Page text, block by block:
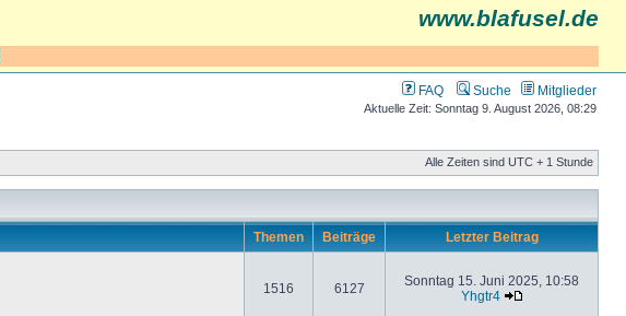
www.blafusel.de
FAQ Suche Mitglieder
Aktuelle Zeit: Sonntag 9. August 2026, 08:29
Alle Zeiten sind UTC + 1 Stunde
Themen Beiträge Letzter Beitrag
1516 6127
Sonntag 15. Juni 2025, 10:58
Yhgtr4